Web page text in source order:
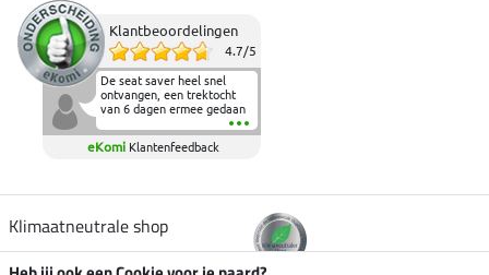
Klantbeoordelingen
4.7/5
De seat saver heel snel
ontvangen, een trektocht
van 6 dagen ermee gedaan
en deze heeft de beproeving
fantastisch doorstaan.
Heerlijk zacht om op te
elkaar in het zadel.
eKomi Klantenfeedback
Klimaatneutrale shop